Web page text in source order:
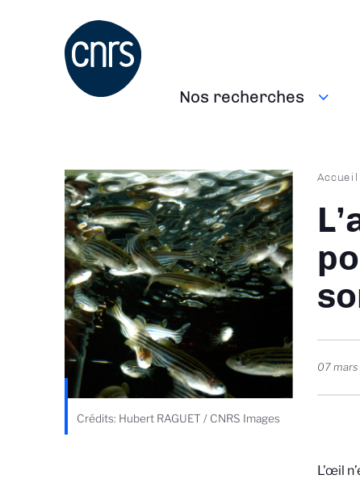
Navigation
Nos recherches
Crédits: Hubert RAGUET / CNRS Images
Fil
Accueil
07
L'œil